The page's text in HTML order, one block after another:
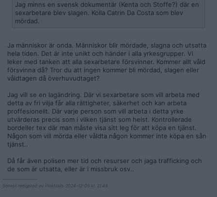
Jag minns en svensk dokumentär (Kenta och Stoffe?) där en
sexarbetare blev slagen. Kolla Catrin Da Costa som blev
mördad.
Ja människor är onda. Människor blir mördade, slagna och utsatta
hela tiden. Det är inte unikt och händer i alla yrkesgrupper. Vi
leker med tanken att alla sexarbetare försvinner. Kommer allt våld
försvinna då? Tror du att ingen kommer bli mördad, slagen eller
våldtagen då överhuvudtaget?
Jag vill se en lagändring. Där vi sexarbetare som vill arbeta med
detta av fri vilja får alla rättigheter, säkerhet och kan arbeta
proffesionellt. Där varje person som vill arbeta i detta yrke
utvärderas precis som i vilken tjänst som helst. Kontrollerade
bordeller tex där man måste visa sitt leg för att köpa en tjänst.
Någon som vill mörda eller våldta någon kommer inte köpa en sån
tjänst..
Då får även polisen mer tid och resurser och jaga trafficking och
de som är utsatta, eller är i missbruk osv..
Senast redigerad av PinkNails 2024-12-05 kl. 21:49.